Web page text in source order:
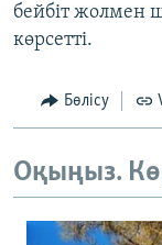
бейбіт жолмен
көрсетті.
Бөлісу
Оқыңыз.